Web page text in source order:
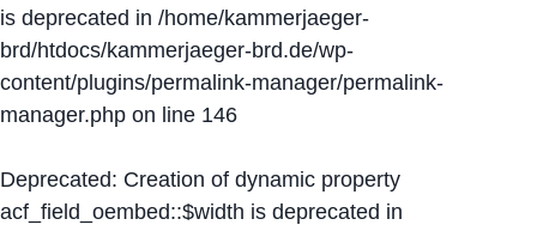
is deprecated in /home/kammerjaeger-
brd/htdocs/kammerjaeger-brd.de/wp-
content/plugins/permalink-manager/permalink-
manager.php on line 146
Deprecated: Creation of dynamic property
acf_field_oembed::$width is deprecated in